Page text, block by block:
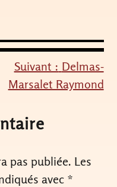
Suivant : Delmas-
Marsalet Raymond
pas publiée. Les
avec *